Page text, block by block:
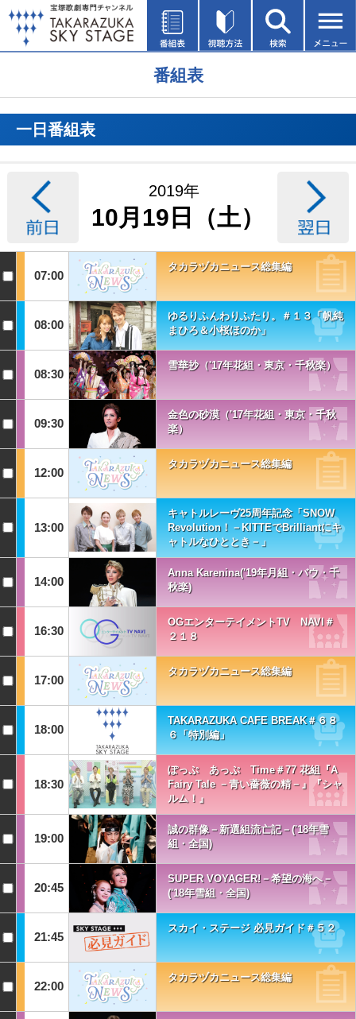
番組表
一日番組表
2019年
10月19日（土）
07:00
タカラヅカニュース総集編
08:00
ゆるりふんわりふたり。＃１３「帆純
まひろ＆小桜ほのか」
08:30
雪華抄（'17年花組・東京・千秋楽）
09:30
金色の砂漠（'17年花組・東京・千秋
楽）
12:00
タカラヅカニュース総集編
13:00
キャトルレーヴ25周年記念「SNOW
Revolution！－KITTEでBrilliantにキ
ャトルなひととき－」
14:00
Anna Karenina('19年月組・バウ・千
秋楽)
16:30
OGエンターテイメントTV NAVI＃
２１８
17:00
タカラヅカニュース総集編
18:00
TAKARAZUKA CAFE BREAK＃６８
６「特別編」
18:30
ぽっぷ あっぷ Time＃77 花組『A
Fairy Tale －青い薔薇の精－』『シャ
ルム！』
19:00
誠の群像－新選組流亡記－('18年雪
組・全国)
20:45
SUPER VOYAGER!－希望の海へ－
('18年雪組・全国)
21:45
スカイ・ステージ 必見ガイド＃５２
22:00
タカラヅカニュース総集編